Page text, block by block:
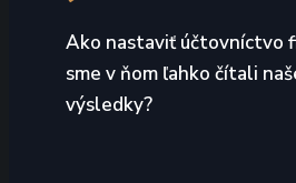
Ako nastaviť účtovníctvo
sme v ňom ľahko čítali
výsledky?